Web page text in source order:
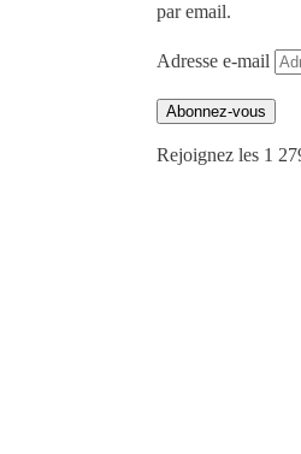
par email.
Adresse e-mail
Abonnez-vous
Rejoignez les 1